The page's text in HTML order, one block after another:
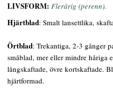
LIVSFORM: Flerårig (perenn).
Hjärtblad: Smalt lansettlika,
Örtblad: Trekantiga, 2-3 gånger
småblad, mer eller mindre håriga
långskaftade, övre kortskaftade.
hjärtformad.